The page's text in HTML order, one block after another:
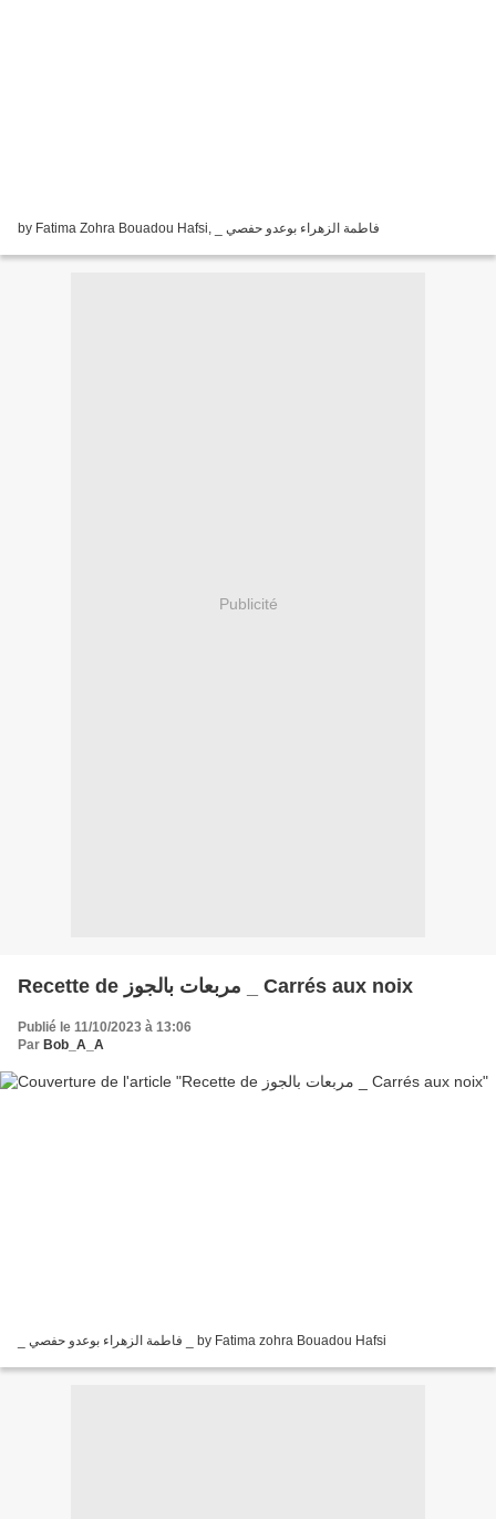
by Fatima Zohra Bouadou Hafsi, _ فاطمة الزهراء بوعدو حفصي
Publicité
Recette de مربعات بالجوز _ Carrés aux noix
Publié le 11/10/2023 à 13:06
Par Bob_A_A
_ فاطمة الزهراء بوعدو حفصي _ by Fatima zohra Bouadou Hafsi